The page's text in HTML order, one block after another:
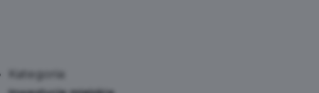
Kategoria: